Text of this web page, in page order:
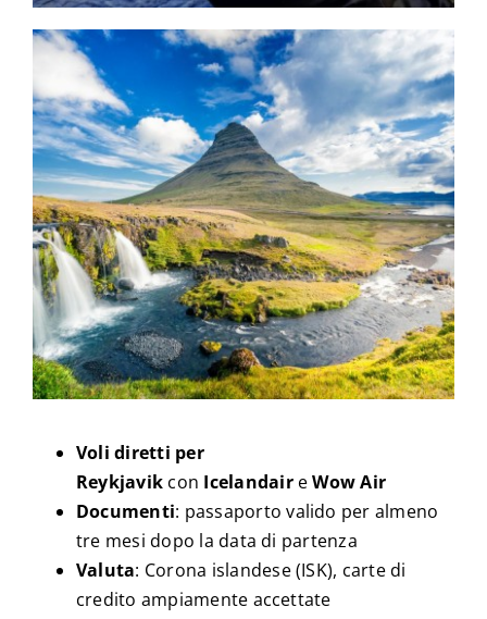
Voli diretti per
Reykjavik con IcelandaireWow Air
Documenti: passaporto valido per almeno
tre mesi dopo la data di partenza
Valuta: Corona islandese (ISK), carte di
credito ampiamente accettate